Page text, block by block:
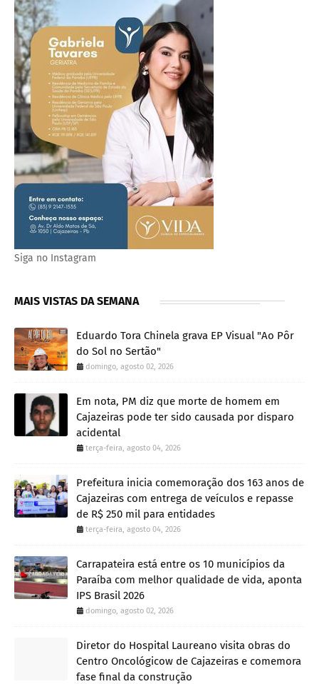
Siga no Instagram
MAIS VISTAS DA SEMANA
Eduardo Tora Chinela grava EP Visual "Ao Pôr
do Sol no Sertão"
domingo, agosto 02, 2026
Em nota, PM diz que morte de homem em
Cajazeiras pode ter sido causada por disparo
acidental
terça-feira, agosto 04, 2026
Prefeitura inicia comemoração dos 163 anos de
Cajazeiras com entrega de veículos e repasse
de R$ 250 mil para entidades
terça-feira, agosto 04, 2026
Carrapateira está entre os 10 municípios da
Paraíba com melhor qualidade de vida, aponta
IPS Brasil 2026
domingo, agosto 02, 2026
Diretor do Hospital Laureano visita obras do
Centro Oncológicow de Cajazeiras e comemora
fase final da construção